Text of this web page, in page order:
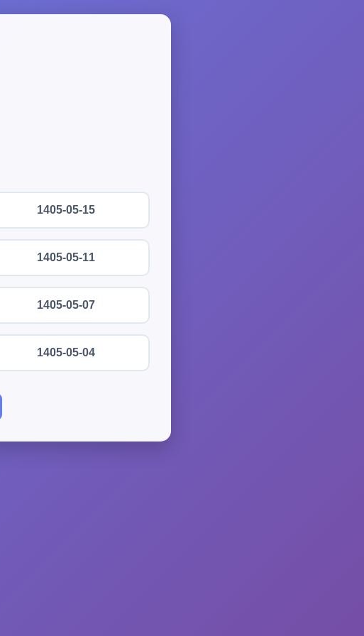
1405-05-15
1405-05-11
1405-05-07
1405-05-04